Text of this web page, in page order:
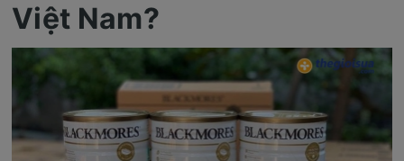
Việt Nam?